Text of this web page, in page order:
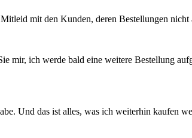
mit den Kunden, deren Bestellungen nicht
mir, ich werde bald eine weitere Bestellung
Und das ist alles, was ich weiterhin kaufen